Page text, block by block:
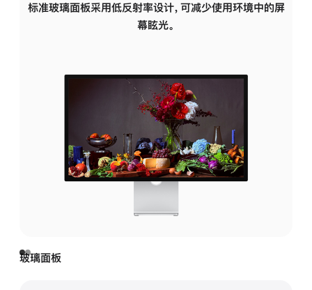
标准玻璃面板采用低反射率设计，可减少使用环境中的屏
幕眩光。
玻璃面板